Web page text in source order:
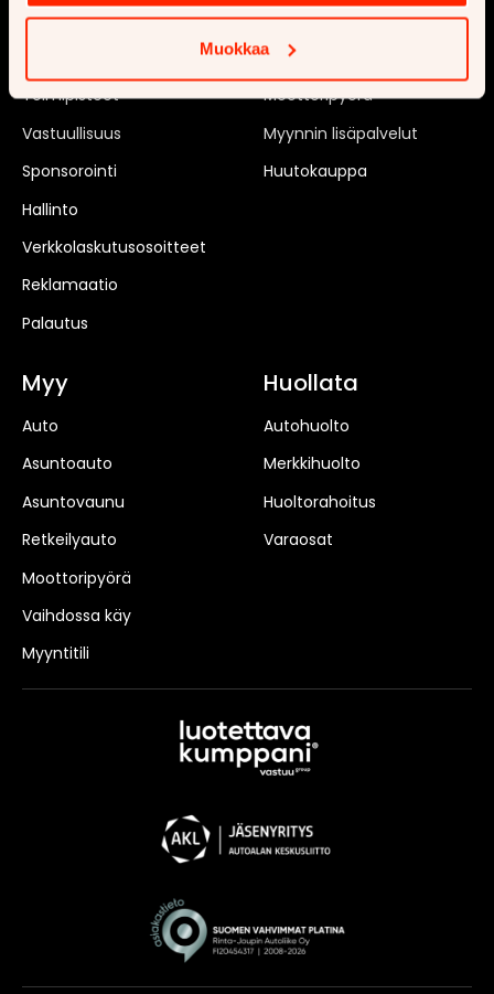
Muokkaa
Tilaa uutiskirje
Toimipisteet
Vastuullisuus
Sponsorointi
Hallinto
Verkkolaskutusosoitteet
Reklamaatio
Palautus
Matkailuauto
Matkailuvaunu
Moottoripyörä
Myynnin lisäpalvelut
Huutokauppa
Myy
Auto
Asuntoauto
Asuntovaunu
Retkeilyauto
Moottoripyörä
Vaihdossa käy
Myyntitili
Huollata
Autohuolto
Merkkihuolto
Huoltorahoitus
Varaosat